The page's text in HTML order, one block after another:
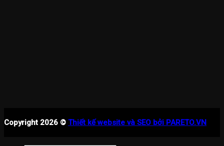
Copyright 2026 © Thiết kế website và SEO bởi PARETO.VN